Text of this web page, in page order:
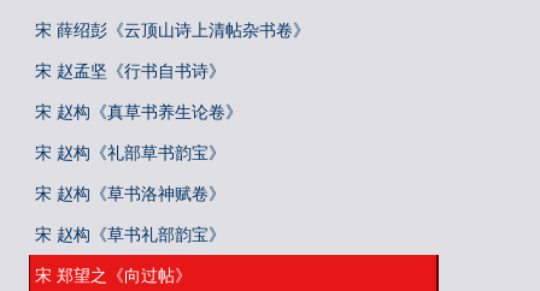
宋 薛绍彭《云顶山诗上清帖杂书卷》
宋 赵孟坚《行书自书诗》
宋 赵构《真草书养生论卷》
宋 赵构《礼部草书韵宝》
宋 赵构《草书洛神赋卷》
宋 赵构《草书礼部韵宝》
宋 郑望之《向过帖》